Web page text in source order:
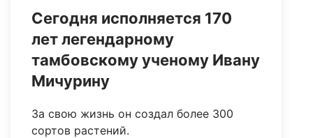
Сегодня исполняется 170
лет легендарному
тамбовскому ученому Ивану
Мичурину
За свою жизнь он создал более 300
сортов растений.